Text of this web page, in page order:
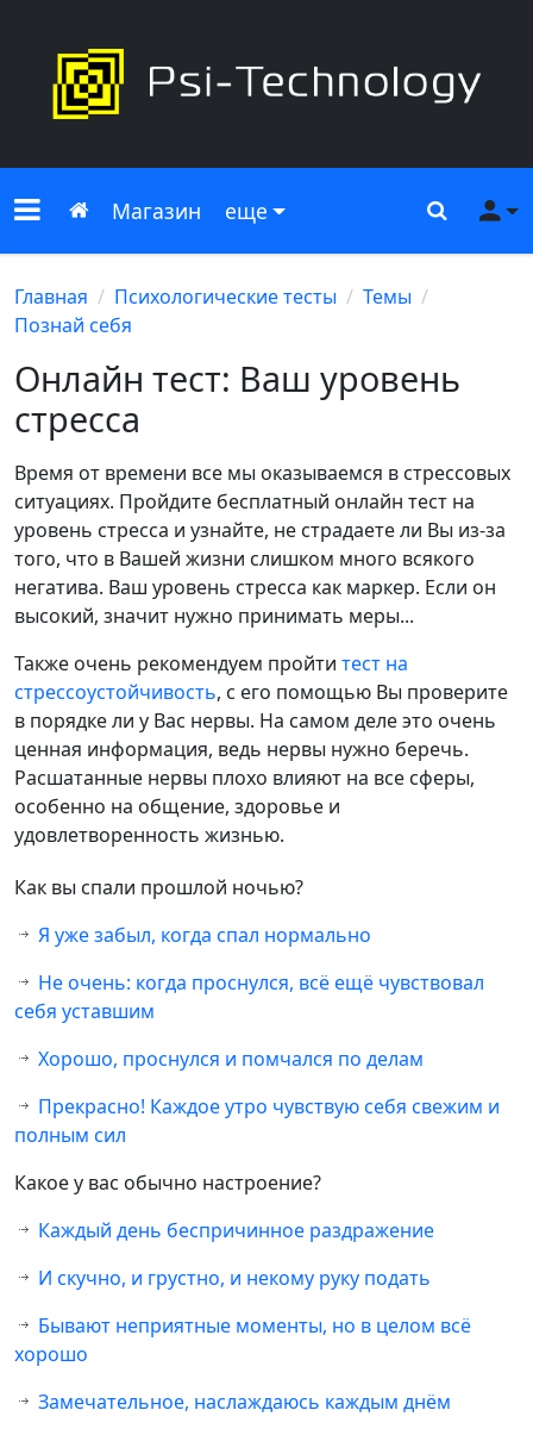
Меню сайта
Главная
Магазин еще Поиск
Главная Психологические тесты
Темы
Познай себя
Онлайн тест: Ваш уровень
стресса
Время от времени все мы оказываемся в стрессовых
ситуациях. Пройдите бесплатный онлайн тест на
уровень стресса и узнайте, не страдаете ли Вы из-за
того, что в Вашей жизни слишком много всякого
негатива. Ваш уровень стресса как маркер. Если он
высокий, значит нужно принимать меры...
Также очень рекомендуем пройти тест на
стрессоустойчивость, с его помощью Вы проверите
в порядке ли у Вас нервы. На самом деле это очень
ценная информация, ведь нервы нужно беречь.
Расшатанные нервы плохо влияют на все сферы,
особенно на общение, здоровье и
удовлетворенность жизнью.
Как вы спали прошлой ночью?
Я уже забыл, когда спал нормально
Не очень: когда проснулся, всё ещё чувствовал
себя уставшим
Хорошо, проснулся и помчался по делам
Прекрасно! Каждое утро чувствую себя свежим и
полным сил
Какое у вас обычно настроение?
Каждый день беспричинное раздражение
И скучно, и грустно, и некому руку подать
Бывают неприятные моменты, но в целом всё
хорошо
Замечательное, наслаждаюсь каждым днём